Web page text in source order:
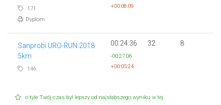
171
Dyplom
+00:08:09
Sanprobi URO-RUN 2018
5km
146
00:24:36
-00:27:06
+00:05:24
32 8
o tyle Twój czas był lepszy od najsłabszego wyniku w tej